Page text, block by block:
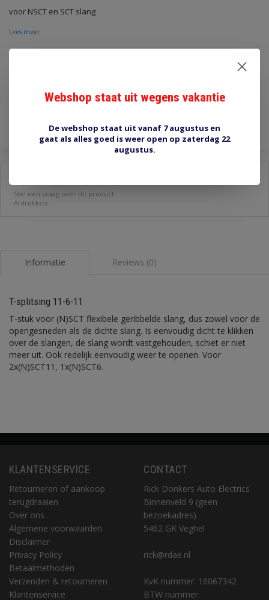
voor NSCT en SCT slang
Lees meer
€1,65
Toevoegen aan winkelwagen
- Stel een vraag over dit product
- Afdrukken
Informatie Reviews (0)
T-splitsing 11-6-11
T-stuk voor (N)SCT flexibele geribbelde slang, dus zowel voor de
opengesneden als de dichte slang. Is eenvoudig dicht te klikken
over de slangen, de slang wordt vastgehouden, schiet er niet
meer uit. Ook redelijk eenvoudig weer te openen. Voor
2x(N)SCT11, 1x(N)SCT6.
KLANTENSERVICE
Retourneren of aankoop
terugdraaien
Over ons
Algemene voorwaarden
Disclaimer
Privacy Policy
Betaalmethoden
Verzenden & retourneren
Klantenservice
CONTACT
Rick Donkers Auto Electrics
Binnenveld 9 (geen
bezoekadres)
5462 GK Veghel
rick@rdae.nl
KvK nummer: 16067342
BTW nummer:
Webshop staat uit wegens vakantie
De webshop staat uit vanaf 7 augustus en
gaat als alles goed is weer open op zaterdag 22
augustus.